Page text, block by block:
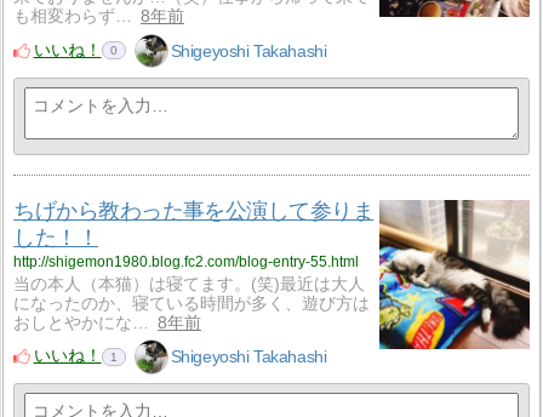
も相変わらず…
8年前
いいね！
0 Shigeyoshi Takahashi
ちげから教わった事を公演して参りま
した！！
http://shigemon1980.blog.fc2.com/blog-entry-55.html
当の本人（本猫）は寝てます。(笑)最近は大人
になったのか、寝ている時間が多く、遊び方は
おしとやかにな…
8年前
いいね！
1 Shigeyoshi Takahashi